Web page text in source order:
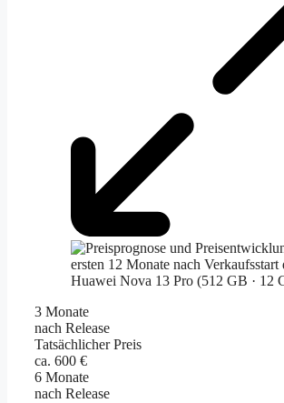
3 Monate
nach Release
Tatsächlicher Preis
ca. 600 €
6 Monate
nach Release